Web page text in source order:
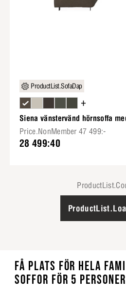
ProductList.SofaDap
+
Siena vänstervänd hörnsoffa
Price.NonMember 47 499:-
28 499:40
FÅ PLATS FÖR HELA
SOFFOR FÖR 5